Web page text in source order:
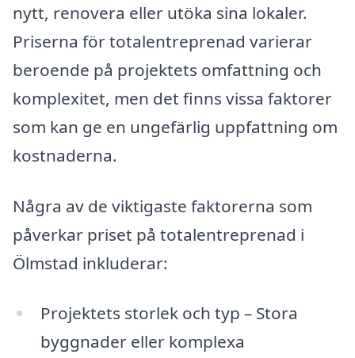
nytt, renovera eller utöka sina lokaler.
Priserna för totalentreprenad varierar
beroende på projektets omfattning och
komplexitet, men det finns vissa faktorer
som kan ge en ungefärlig uppfattning om
kostnaderna.
Några av de viktigaste faktorerna som
påverkar priset på totalentreprenad i
Ölmstad inkluderar:
Projektets storlek och typ – Stora
byggnader eller komplexa